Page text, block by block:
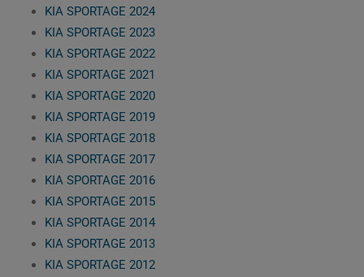
KIA SPORTAGE 2024
KIA SPORTAGE 2023
KIA SPORTAGE 2022
KIA SPORTAGE 2021
KIA SPORTAGE 2020
KIA SPORTAGE 2019
KIA SPORTAGE 2018
KIA SPORTAGE 2017
KIA SPORTAGE 2016
KIA SPORTAGE 2015
KIA SPORTAGE 2014
KIA SPORTAGE 2013
KIA SPORTAGE 2012